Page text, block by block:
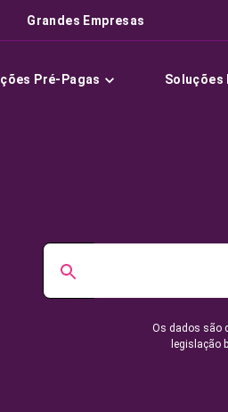
Grandes Empresas
Pré-Pagas Soluções
Os dados são
legislação